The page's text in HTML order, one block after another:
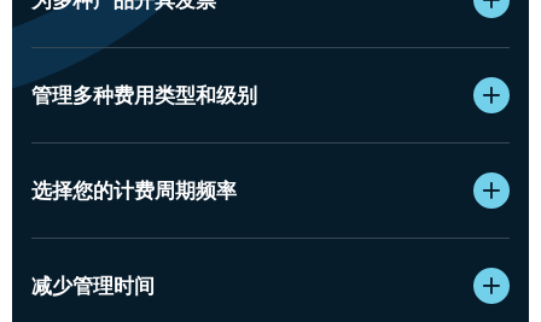
管理多种费用类型和级别
选择您的计费周期频率
减少管理时间